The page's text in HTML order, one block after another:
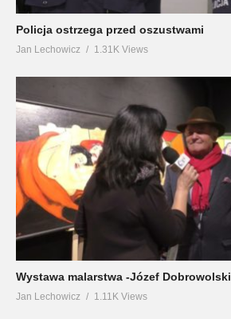
Policja ostrzega przed oszustwami
Jan Lechowicz 1.31K Views
Wystawa malarstwa -Józef Dobrowolski
Jan Lechowicz 1.11K Views